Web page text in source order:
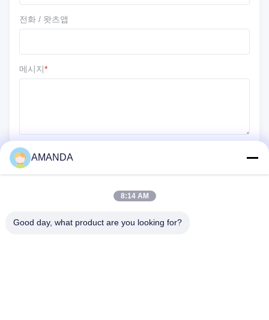
전화 / 왓츠앱
메시지*
AMANDA
8:14 AM
Good day, what product are you looking for?